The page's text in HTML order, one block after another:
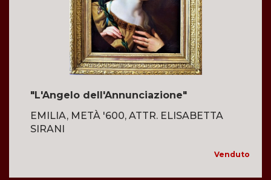
"L'Angelo dell'Annunciazione"
EMILIA, METÀ '600, ATTR. ELISABETTA
SIRANI
Venduto